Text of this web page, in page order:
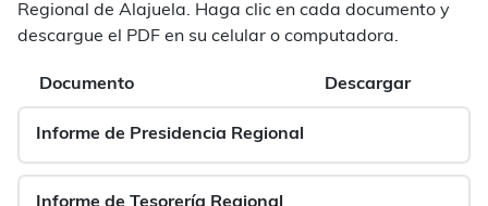
Regional de Alajuela. Haga clic en cada documento y
descargue el PDF en su celular o computadora.
Documento Descargar
Informe de Presidencia Regional
Informe de Tesorería Regional